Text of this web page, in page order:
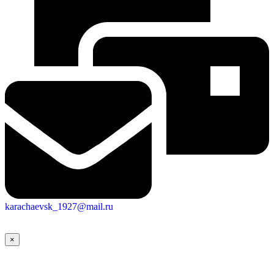
karachaevsk_1927@mail.ru
×